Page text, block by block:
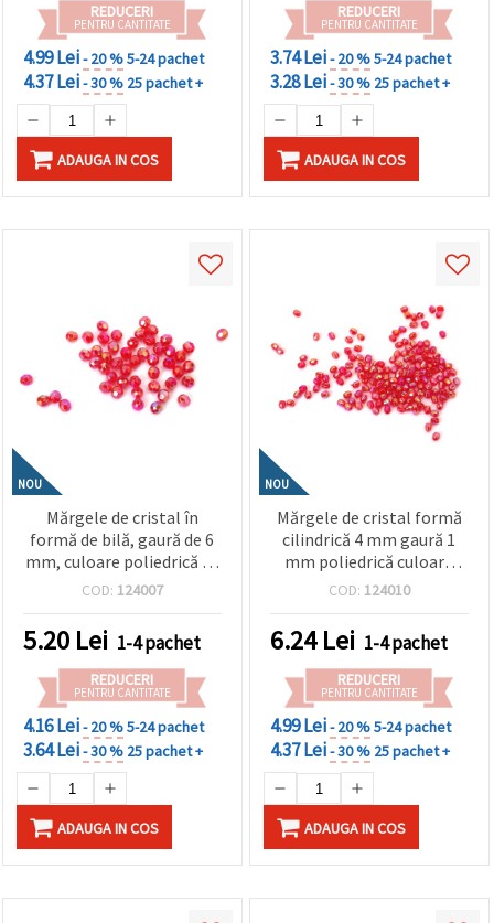
REDUCERI
PENTRU CANTITATE
4.99 Lei- 20 %5-24 pachet
4.37 Lei- 30 % 25 pachet +
ADAUGA IN COS
REDUCERI
PENTRU CANTITATE
3.74 Lei- 20 %5-24 pachet
3.28 Lei- 30 % 25 pachet +
ADAUGA IN COS
NOU
Mărgele de cristal în
formă de bilă, gaură de 6
mm, culoare poliedrică de
1 mm, roșu curcubeu - 20
COD: 124007
5.20 Lei 1-4 pachet
REDUCERI
PENTRU CANTITATE
4.16 Lei- 20 %5-24 pachet
3.64 Lei- 30 % 25 pachet +
ADAUGA IN COS
NOU
Mărgele de cristal formă
cilindrică 4 mm gaură 1
mm poliedrică culoare
roșu CURCUBEU -20
COD: 124010
6.24Lei 1-4 pachet
REDUCERI
PENTRU CANTITATE
4.99 Lei- 20 %5-24 pachet
4.37 Lei- 30 % 25 pachet +
ADAUGA IN COS